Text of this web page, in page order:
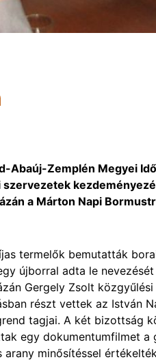
Abaúj-Zemplén Megyei
szervezetek
a Márton Napi
termelők bemutatták
újborral adta le
Gergely Zsolt
részt vettek az István
tagjai. A két bizottság
egy dokumentumfilmet a
minősítéssel